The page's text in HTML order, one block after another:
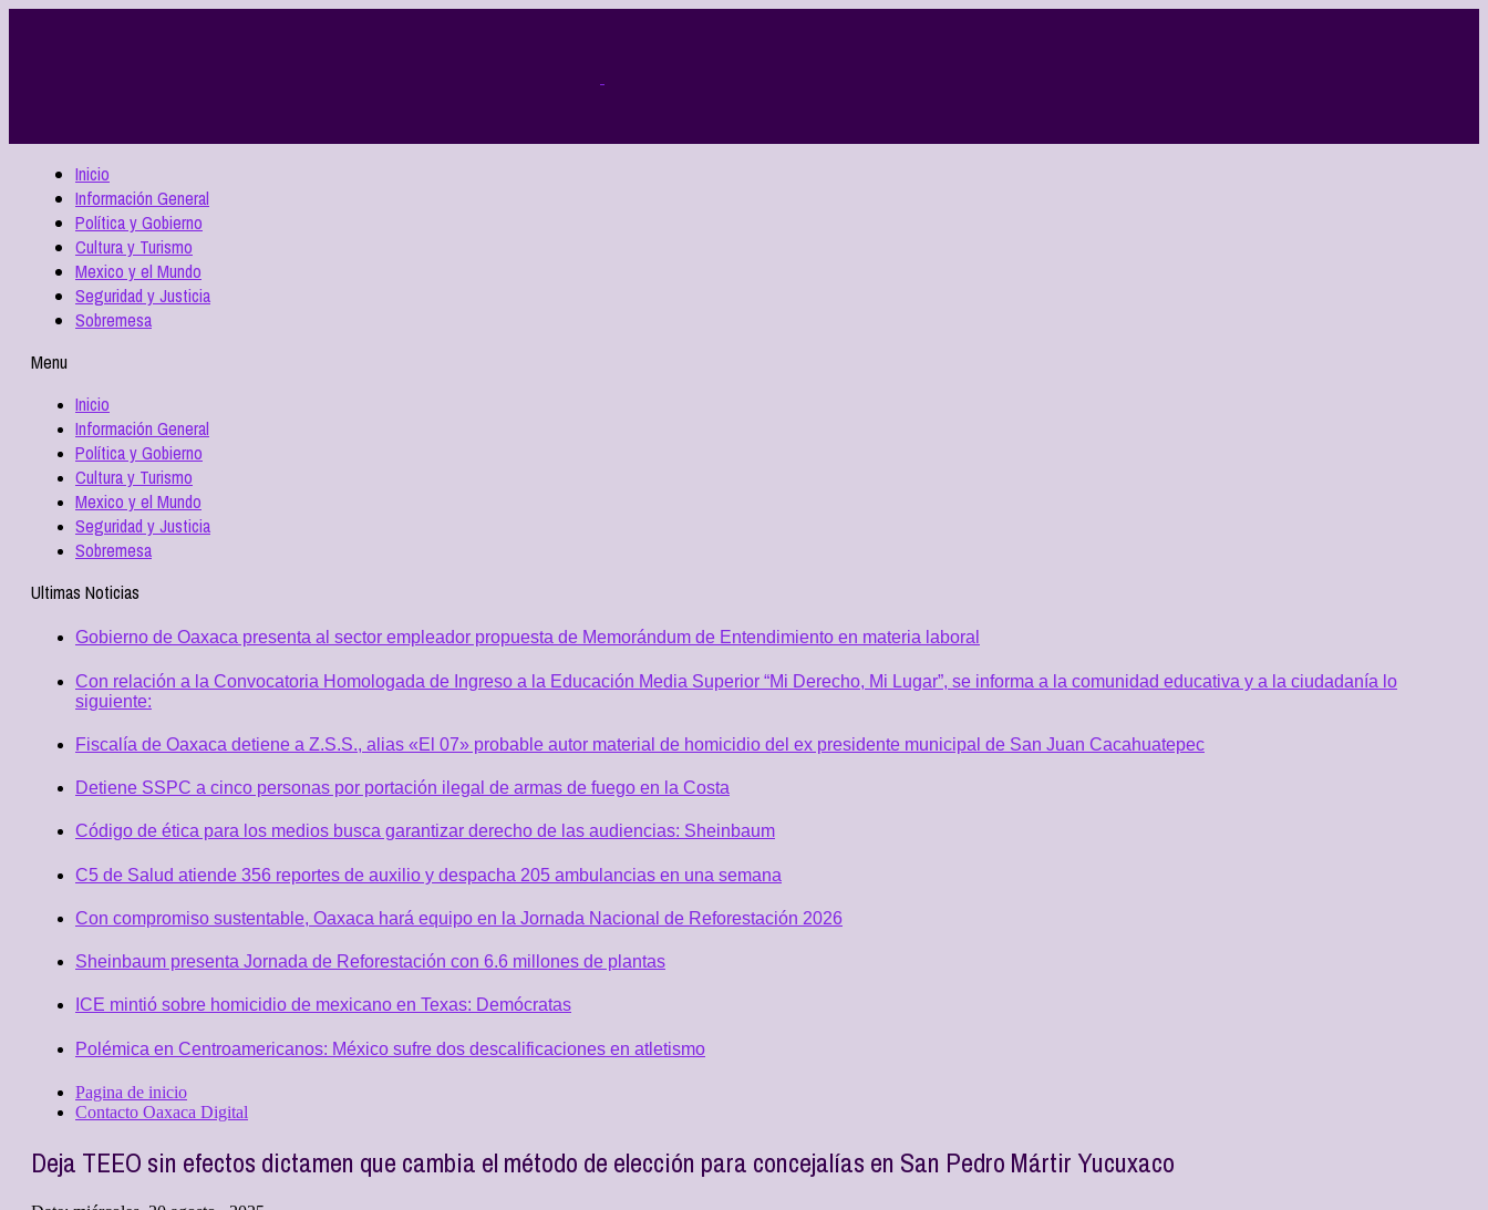
Inicio
Información General
Política y Gobierno
Cultura y Turismo
Mexico y el Mundo
Seguridad y Justicia
Sobremesa
Menu
Inicio
Información General
Política y Gobierno
Cultura y Turismo
Mexico y el Mundo
Seguridad y Justicia
Sobremesa
Ultimas Noticias
Gobierno de Oaxaca presenta al sector empleador propuesta de Memorándum de Entendimiento en materia laboral
Con relación a la Convocatoria Homologada de Ingreso a la Educación Media Superior “Mi Derecho, Mi Lugar”, se informa a la comunidad educativa y a la ciudadanía lo
siguiente:
Fiscalía de Oaxaca detiene a Z.S.S., alias «El 07» probable autor material de homicidio del ex presidente municipal de San Juan Cacahuatepec
Detiene SSPC a cinco personas por portación ilegal de armas de fuego en la Costa
Código de ética para los medios busca garantizar derecho de las audiencias: Sheinbaum
C5 de Salud atiende 356 reportes de auxilio y despacha 205 ambulancias en una semana
Con compromiso sustentable, Oaxaca hará equipo en la Jornada Nacional de Reforestación 2026
Sheinbaum presenta Jornada de Reforestación con 6.6 millones de plantas
ICE mintió sobre homicidio de mexicano en Texas: Demócratas
Polémica en Centroamericanos: México sufre dos descalificaciones en atletismo
Pagina de inicio
Contacto Oaxaca Digital
Deja TEEO sin efectos dictamen que cambia el método de elección para concejalías en San Pedro Mártir Yucuxaco